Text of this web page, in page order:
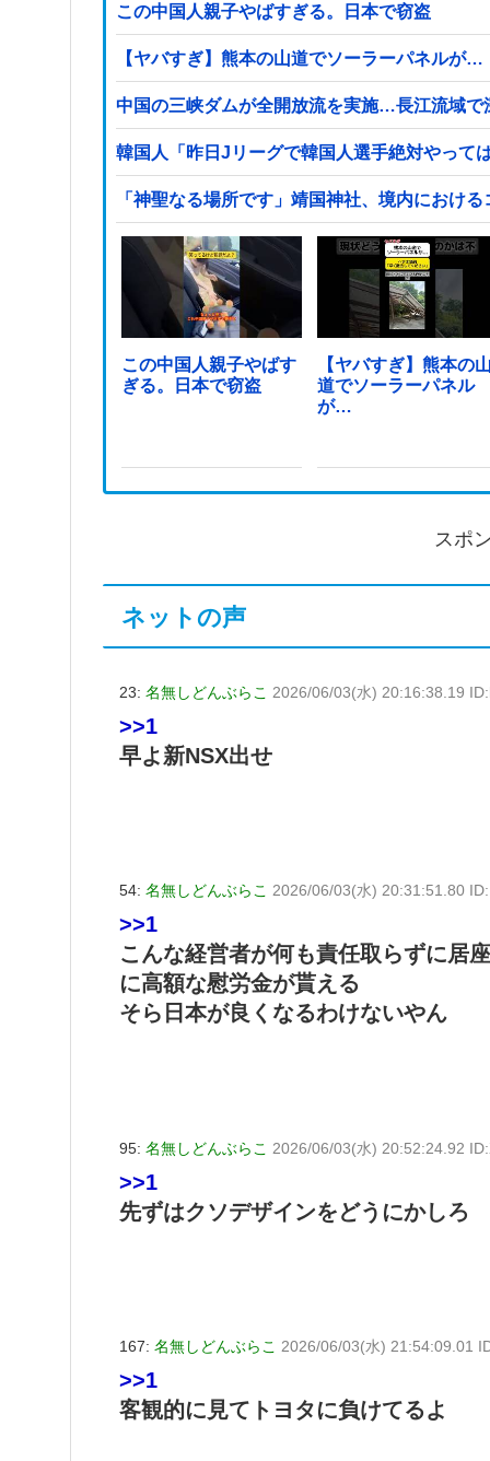
この中国人親子やばすぎる。日本で窃盗
【ヤバすぎ】熊本の山道でソーラーパネルが…
中国の三峡ダムが全開放流を実施…長江流域で
韓国人「昨日Jリーグで韓国人選手絶対やって
「神聖なる場所です」靖国神社、境内におけ
この中国人親子やばす
ぎる。日本で窃盗
【ヤバすぎ】熊本の
道でソーラーパネル
が…
スポ
ネットの声
23: 名無しどんぶらこ 2026/06/03(水) 20:16:38.19
>>1
早よ新NSX出せ
54: 名無しどんぶらこ 2026/06/03(水) 20:31:51.80
>>1
こんな経営者が何も責任取らずに居
に高額な慰労金が貰える
そら日本が良くなるわけないやん
95: 名無しどんぶらこ 2026/06/03(水) 20:52:24.92
>>1
先ずはクソデザインをどうにかしろ
167: 名無しどんぶらこ 2026/06/03(水) 21:54:09.01
>>1
客観的に見てトヨタに負けてるよ